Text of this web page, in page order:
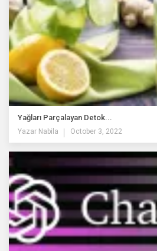
Yağları Parçalayan Detok...
Yazar Nabila October 3, 2022